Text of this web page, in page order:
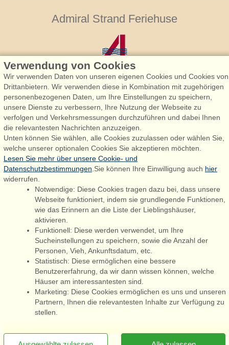
Admiral Strand Feriehuse
Admiral Strand Feriehuse, Lønne
Houstrupvej 170, Lønne
6830 Nørre Nebel
booking@admiralstrand.com
+45 70 60 87 78
Følg os på: Facebook
Admiral Strand Feriehuse ApS | CVR 27 23 39 10 |
Newsletter jetzt abonnieren [x]
Sie sind hier: Marielyst, Dänemark, Ferienhaus 65782, 8 Personen,
Verwendung von Cookies
Wir verwenden Daten von unseren eigenen Cookies und Cookies von
Drittanbietern. Wir verwenden diese in Kombination mit zugehörigen
personenbezogenen Daten, um Ihre Einstellungen zu speichern,
unsere Dienste zu verbessern, Ihre Nutzung der Webseite zu
verfolgen und Verkehrsmessungen durchzuführen und dabei Ihnen
die relevantesten Nachrichten anzuzeigen.
Unten können Sie wählen, alle Cookies zuzulassen oder wählen Sie,
welche unserer optionalen Cookies Sie akzeptieren möchten.
Lesen Sie mehr über unsere Cookie- und
Datenschutzbestimmungen .Sie können Ihre Einwilligung auch hier
widerrufen.
Notwendige: Diese Cookies tragen dazu bei, dass unsere
Webseite funktioniert, indem sie grundlegende Funktionen,
wie das Erinnern an die Liste der Lieblingshäuser,
aktivieren.
Funktionell: Diese werden verwendet, um Ihre
Sucheinstellungen zu speichern, sowie die Anzahl der
Personen, Vieh, Ankunftsdatum, etc.
Statistisch: Diese ermöglichen eine bessere
Benutzererfahrung, da wir dann wissen können, welche
Häuser am interessantesten sind.
Marketing: Diese Cookies ermöglichen es uns und unseren
Partnern, Ihnen die relevantesten Inhalte zur Verfügung zu
stellen.